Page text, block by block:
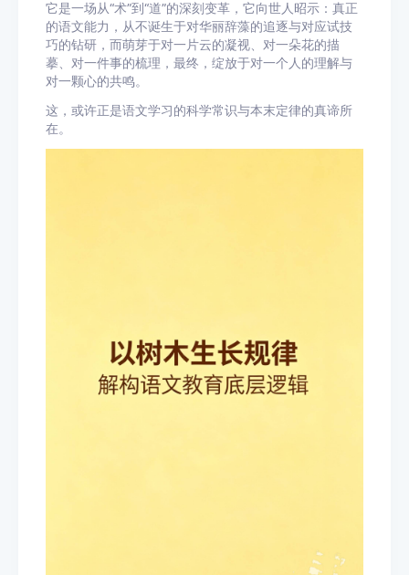
它是一场从“术”到“道”的深刻变革，它向世人昭示：真正
的语文能力，从不诞生于对华丽辞藻的追逐与对应试技
巧的钻研，而萌芽于对一片云的凝视、对一朵花的描
摹、对一件事的梳理，最终，绽放于对一个人的理解与
对一颗心的共鸣。
这，或许正是语文学习的科学常识与本末定律的真谛所
在。